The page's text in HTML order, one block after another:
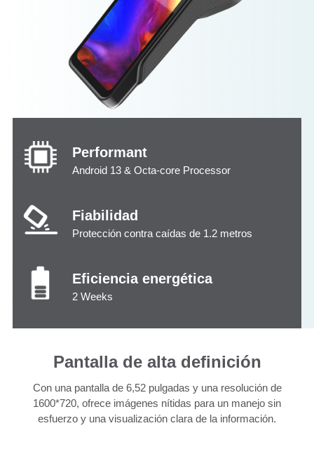
Performant
Android 13 & Octa-core Processor
Fiabilidad
Protección contra caídas de 1.2 metros
Eficiencia energética
2 Weeks
Pantalla de alta definición
Con una pantalla de 6,52 pulgadas y una resolución de
1600*720, ofrece imágenes nítidas para un manejo sin
esfuerzo y una visualización clara de la información.